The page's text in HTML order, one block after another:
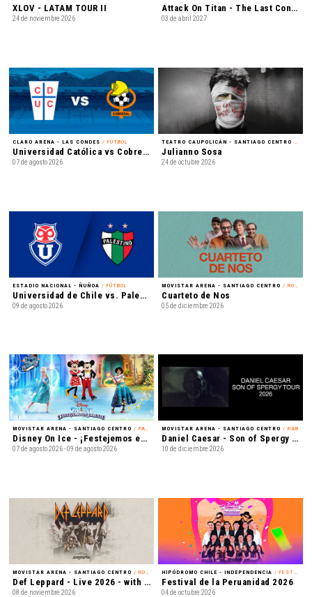
XLOV - LATAM TOUR II
24 de noviembre 2026
Attack On Titan - The Last Concert
03 de abril 2027
CLARO ARENA - LAS CONDES / FÚTBOL
Universidad Católica vs Cobresal - Liga de Primera Mercado Libre - Fecha 18
07 de agosto 2026
TEATRO CAUPOLICÁN - SANTIAGO CENTRO
Julianno Sosa
24 de octubre 2026
ESTADIO NACIONAL - ÑUÑOA / FÚTBOL
Universidad de Chile vs. Palestino - Liga de Primera Mercado Libre - Fecha 18
09 de agosto 2026
MOVISTAR ARENA - SANTIAGO CENTRO / ROCK
Cuarteto de Nos
05 de diciembre 2026
MOVISTAR ARENA - SANTIAGO CENTRO / PATINAJE EN HIELO
Disney On Ice - ¡Festejemos en Familia!
07 de agosto 2026 - 09 de agosto 2026
MOVISTAR ARENA - SANTIAGO CENTRO / R&B
Daniel Caesar - Son of Spergy Tour 2026
10 de diciembre 2026
MOVISTAR ARENA - SANTIAGO CENTRO / ROCK
Def Leppard - Live 2026 - with Special Guest Extreme
08 de noviembre 2026
HIPÓDROMO CHILE - INDEPENDENCIA / FESTIVAL
Festival de la Peruanidad 2026
04 de octubre 2026